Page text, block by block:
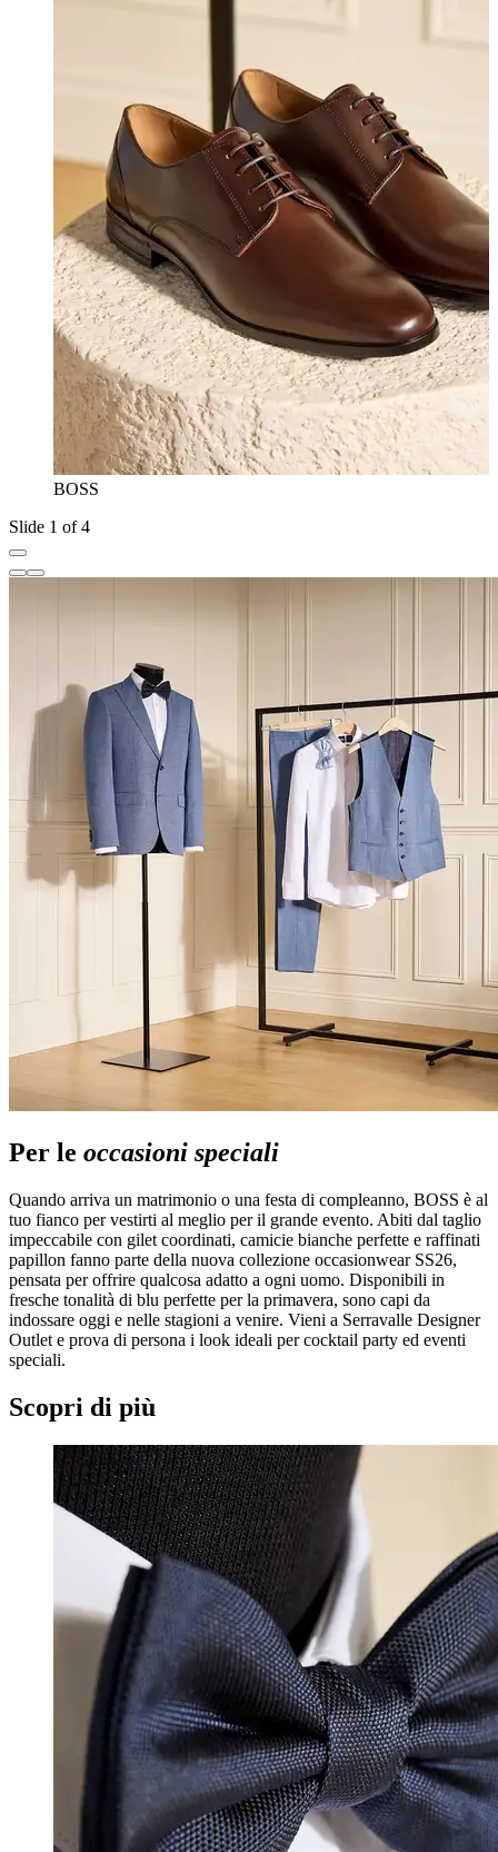
BOSS
Slide 1 of 4
Per le occasioni speciali
Quando arriva un matrimonio o una festa di compleanno, BOSS è al
tuo fianco per vestirti al meglio per il grande evento. Abiti dal taglio
impeccabile con gilet coordinati, camicie bianche perfette e raffinati
papillon fanno parte della nuova collezione occasionwear SS26,
pensata per offrire qualcosa adatto a ogni uomo. Disponibili in
fresche tonalità di blu perfette per la primavera, sono capi da
indossare oggi e nelle stagioni a venire. Vieni a Serravalle Designer
Outlet e prova di persona i look ideali per cocktail party ed eventi
speciali.
Scopri di più